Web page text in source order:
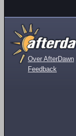
Over AfterDawn
Feedback